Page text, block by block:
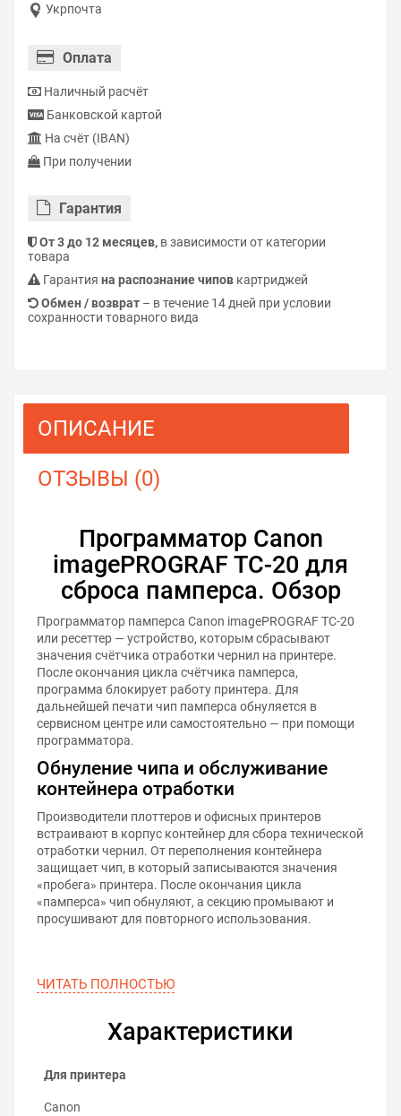
Укрпочта
Оплата
Наличный расчёт
Банковской картой
На счёт (IBAN)
При получении
Гарантия
От 3 до 12 месяцев, в зависимости от категории
товара
Гарантия на распознание чипов картриджей
Обмен / возврат – в течение 14 дней при условии
сохранности товарного вида
ОПИСАНИЕ
ОТЗЫВЫ (0)
Программатор Canon
imagePROGRAF TC-20 для
сброса памперса. Обзор
Программатор памперса Canon imagePROGRAF TC-20
или ресеттер — устройство, которым сбрасывают
значения счётчика отработки чернил на принтере.
После окончания цикла счётчика памперса,
программа блокирует работу принтера. Для
дальнейшей печати чип памперса обнуляется в
сервисном центре или самостоятельно — при помощи
программатора.
Обнуление чипа и обслуживание
контейнера отработки
Производители плоттеров и офисных принтеров
встраивают в корпус контейнер для сбора технической
отработки чернил. От переполнения контейнера
защищает чип, в который записываются значения
«пробега» принтера. После окончания цикла
«памперса» чип обнуляют, а секцию промывают и
просушивают для повторного использования.
ЧИТАТЬ ПОЛНОСТЬЮ
Характеристики
Для принтера
Canon